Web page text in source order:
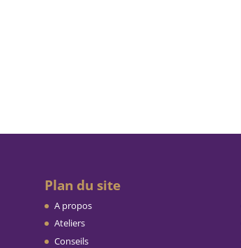
Plan du site
A propos
Ateliers
Conseils